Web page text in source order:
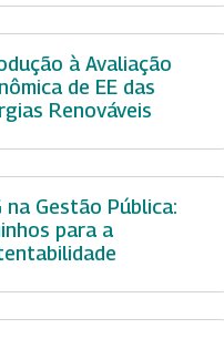
à Avaliação
de EE das
Renováveis
na Gestão Pública:
para a